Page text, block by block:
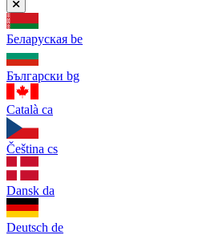
Беларуская be
Български bg
Català ca
Čeština cs
Dansk da
Deutsch de